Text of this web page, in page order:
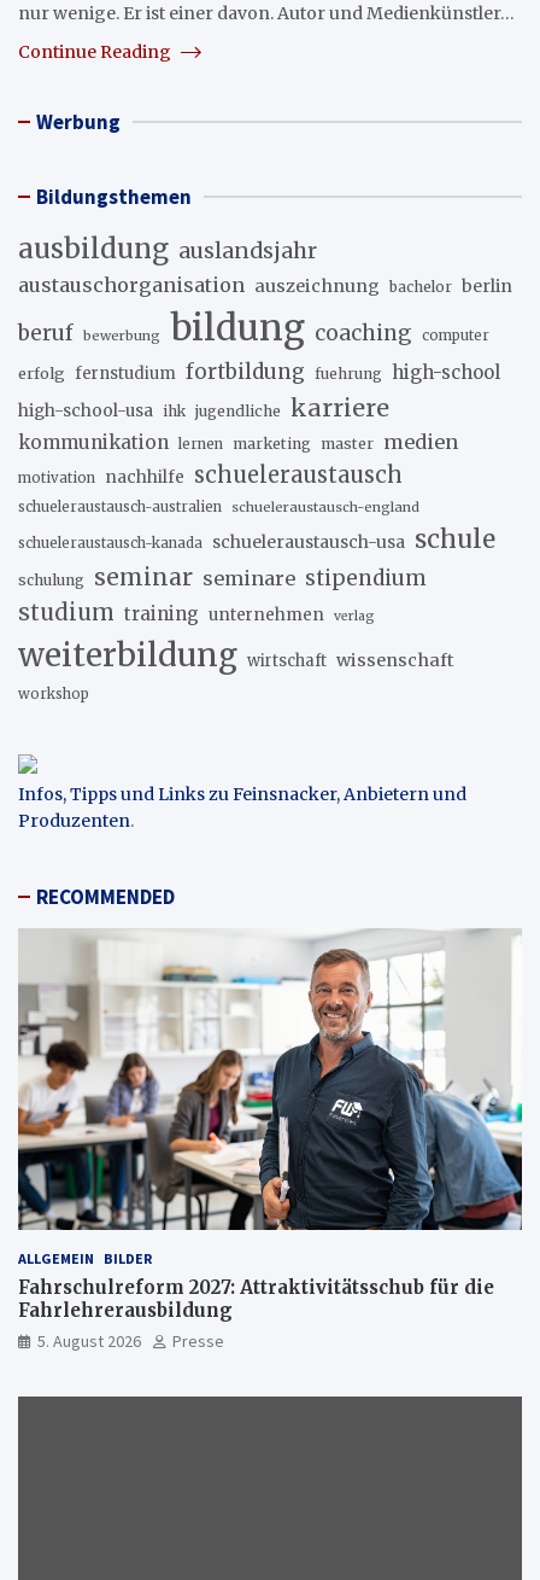
nur wenige. Er ist einer davon. Autor und Medienkünstler…
Continue Reading
Werbung
Bildungsthemen
ausbildung auslandsjahr
austauschorganisation auszeichnung bachelor berlin
beruf bewerbung bildung coaching computer
erfolg fernstudium fortbildung fuehrung high-school
high-school-usa ihk jugendliche karriere
kommunikation lernen marketing master medien
motivation nachhilfe schueleraustausch
schueleraustausch-australien schueleraustausch-england
schueleraustausch-kanada schueleraustausch-usa schule
schulung seminar seminare stipendium
studium training unternehmen verlag
weiterbildung wirtschaft wissenschaft
workshop
Infos, Tipps und Links zu Feinsnacker, Anbietern und
Produzenten.
RECOMMENDED
ALLGEMEIN BILDER
Fahrschulreform 2027: Attraktivitätsschub für die
Fahrlehrerausbildung
5. August 2026 Presse